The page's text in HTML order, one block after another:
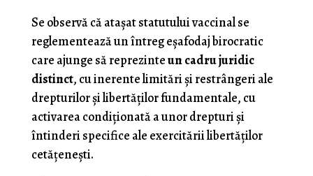
Se observă că ataşat statutului vaccinal se
reglementează un întreg eşafodaj birocratic
care ajunge să reprezinteun cadru juridic
distinct, cu inerente limitări şi restrângeri ale
drepturilor şi libertăţilor fundamentale, cu
activarea condiţionată a unor drepturi şi
întinderi specifice ale exercitării libertăţilor
cetăţeneşti.